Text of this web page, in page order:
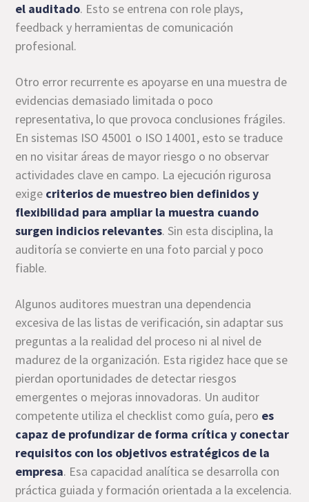
el auditado. Esto se entrena con role plays,
feedback y herramientas de comunicación
profesional.
Otro error recurrente es apoyarse en una muestra de
evidencias demasiado limitada o poco
representativa, lo que provoca conclusiones frágiles.
En sistemas ISO 45001 o ISO 14001, esto se traduce
en no visitar áreas de mayor riesgo o no observar
actividades clave en campo. La ejecución rigurosa
exige criterios de muestreo bien definidos y
flexibilidad para ampliar la muestra cuando
surgen indicios relevantes. Sin esta disciplina, la
auditoría se convierte en una foto parcial y poco
fiable.
Algunos auditores muestran una dependencia
excesiva de las listas de verificación, sin adaptar sus
preguntas a la realidad del proceso ni al nivel de
madurez de la organización. Esta rigidez hace que se
pierdan oportunidades de detectar riesgos
emergentes o mejoras innovadoras. Un auditor
competente utiliza el checklist como guía, pero es
capaz de profundizar de forma crítica y conectar
requisitos con los objetivos estratégicos de la
empresa. Esa capacidad analítica se desarrolla con
práctica guiada y formación orientada a la excelencia.